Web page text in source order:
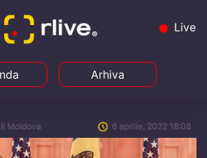
Live
Arhiva
Moldova 6 aprilie, 2022 18:08